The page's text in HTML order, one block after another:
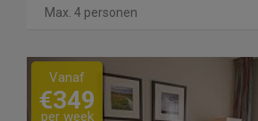
Max. 4 personen
Previous
Vanaf
€349
per week